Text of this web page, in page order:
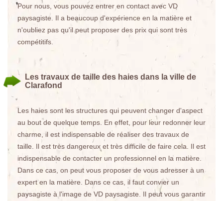
Pour nous, vous pouvez entrer en contact avec VD
paysagiste. Il a beaucoup d'expérience en la matière et
n'oubliez pas qu'il peut proposer des prix qui sont très
compétitifs.
Les travaux de taille des haies dans la ville de
Clarafond
Les haies sont les structures qui peuvent changer d'aspect
au bout de quelque temps. En effet, pour leur redonner leur
charme, il est indispensable de réaliser des travaux de
taille. Il est très dangereux et très difficile de faire cela. Il est
indispensable de contacter un professionnel en la matière.
Dans ce cas, on peut vous proposer de vous adresser à un
expert en la matière. Dans ce cas, il faut convier un
paysagiste à l'image de VD paysagiste. Il peut vous garantir